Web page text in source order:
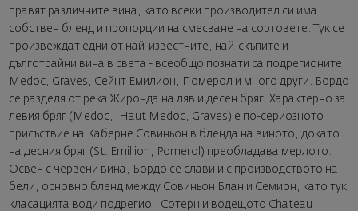
правят различните вина, като всеки производител си има
собствен бленд и пропорции на смесване на сортовете. Тук се
произвеждат едни от най-известните, най-скъпите и
дълготрайни вина в света - всеобщо познати са подрегионите
Medoc, Graves, Сейнт Емилион, Померол и много други. Бордо
се разделя от река Жиронда на ляв и десен бряг. Характерно за
левия бряг (Medoc, Haut Medoc, Graves) е по-сериозното
присъствие на Каберне Совиньон в бленда на виното, докато
на десния бряг (St. Emillion, Pomerol) преобладава мерлото.
Освен с червени вина, Бордо се слави и с производството на
бели, основно бленд между Совиньон Блан и Семион, като тук
класацията води подрегион Сотерн и водещото Chateau